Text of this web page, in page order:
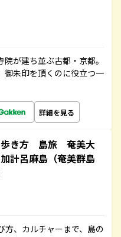
が建ち並ぶ古都・京都。
御朱印を頂くのに役立つ一
詳細を見る
き方 島旅 奄美大
呂麻島（奄美群島
、カルチャーまで、島の